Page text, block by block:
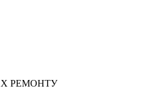
РЕМОНТУ